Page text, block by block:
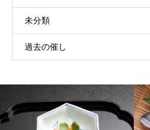
未分類
過去の催し